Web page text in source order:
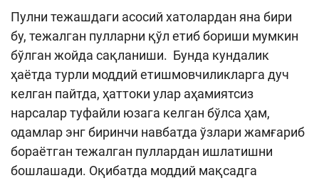
Пулни тежашдаги асосий хатолардан яна бири
бу, тежалган пулларни қўл етиб бориши мумкин
бўлган жойда сақланиши. Бунда кундалик
ҳаётда турли моддий етишмовчиликларга дуч
келган пайтда, ҳаттоки улар аҳамиятсиз
нарсалар туфайли юзага келган бўлса ҳам,
одамлар энг биринчи навбатда ўзлари жамғариб
бораётган тежалган пуллардан ишлатишни
бошлашади. Оқибатда моддий мақсадга